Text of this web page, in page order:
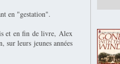
en "gestation".
et en fin de livre, Alex
sur leurs jeunes années